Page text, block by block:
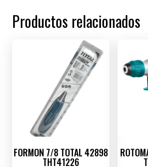
Productos relacionados
FORMON 7/8 TOTAL 42898
THT41226